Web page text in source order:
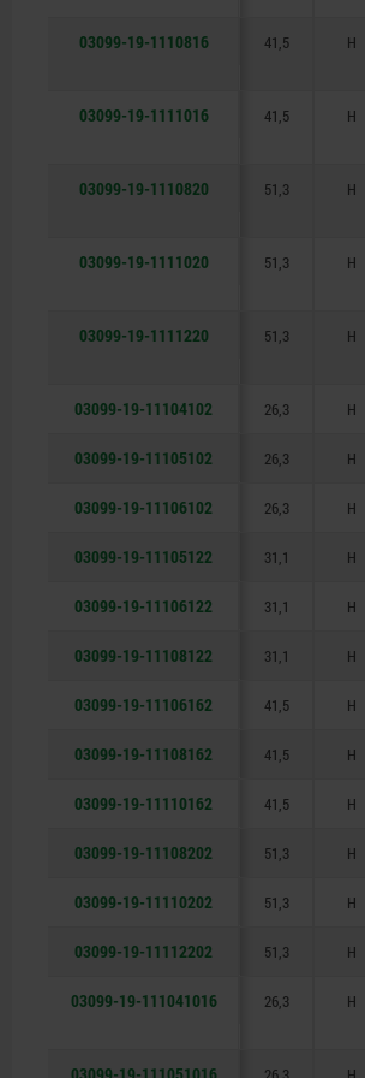
03099-19-1110816 41,5 H
03099-19-1111016 41,5 H
03099-19-1110820 51,3 H
03099-19-1111020 51,3 H
03099-19-1111220 51,3 H
03099-19-11104102 26,3 H
03099-19-11105102 26,3 H
03099-19-11106102 26,3 H
03099-19-11105122 31,1 H
03099-19-11106122 31,1 H
03099-19-11108122 31,1 H
03099-19-11106162 41,5 H
03099-19-11108162 41,5 H
03099-19-11110162 41,5 H
03099-19-11108202 51,3 H
03099-19-11110202 51,3 H
03099-19-11112202 51,3 H
03099-19-111041016 26,3 H